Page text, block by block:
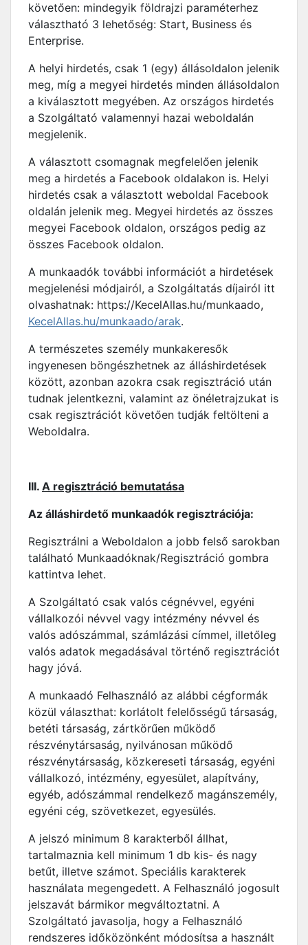
követően: mindegyik földrajzi paraméterhez
választható 3 lehetőség: Start, Business és
Enterprise.
A helyi hirdetés, csak 1 (egy) állásoldalon jelenik
meg, míg a megyei hirdetés minden állásoldalon
a kiválasztott megyében. Az országos hirdetés
a Szolgáltató valamennyi hazai weboldalán
megjelenik.
A választott csomagnak megfelelően jelenik
meg a hirdetés a Facebook oldalakon is. Helyi
hirdetés csak a választott weboldal Facebook
oldalán jelenik meg. Megyei hirdetés az összes
megyei Facebook oldalon, országos pedig az
összes Facebook oldalon.
A munkaadók további információt a hirdetések
megjelenési módjairól, a Szolgáltatás díjairól itt
olvashatnak: https://KecelAllas.hu/munkaado,
KecelAllas.hu/munkaado/arak.
A természetes személy munkakeresők
ingyenesen böngészhetnek az álláshirdetések
között, azonban azokra csak regisztráció után
tudnak jelentkezni, valamint az önéletrajzukat is
csak regisztrációt követően tudják feltölteni a
Weboldalra.
III. A regisztráció bemutatása
Az álláshirdető munkaadók regisztrációja:
Regisztrálni a Weboldalon a jobb felső sarokban
található Munkaadóknak/Regisztráció gombra
kattintva lehet.
A Szolgáltató csak valós cégnévvel, egyéni
vállalkozói névvel vagy intézmény névvel és
valós adószámmal, számlázási címmel, illetőleg
valós adatok megadásával történő regisztrációt
hagy jóvá.
A munkaadó Felhasználó az alábbi cégformák
közül választhat: korlátolt felelősségű társaság,
betéti társaság, zártkörűen működő
részvénytársaság, nyilvánosan működő
részvénytársaság, közkereseti társaság, egyéni
vállalkozó, intézmény, egyesület, alapítvány,
egyéb, adószámmal rendelkező magánszemély,
egyéni cég, szövetkezet, egyesülés.
A jelszó minimum 8 karakterből állhat,
tartalmaznia kell minimum 1 db kis- és nagy
betűt, illetve számot. Speciális karakterek
használata megengedett. A Felhasználó jogosult
jelszavát bármikor megváltoztatni. A
Szolgáltató javasolja, hogy a Felhasználó
rendszeres időközönként módosítsa a használt